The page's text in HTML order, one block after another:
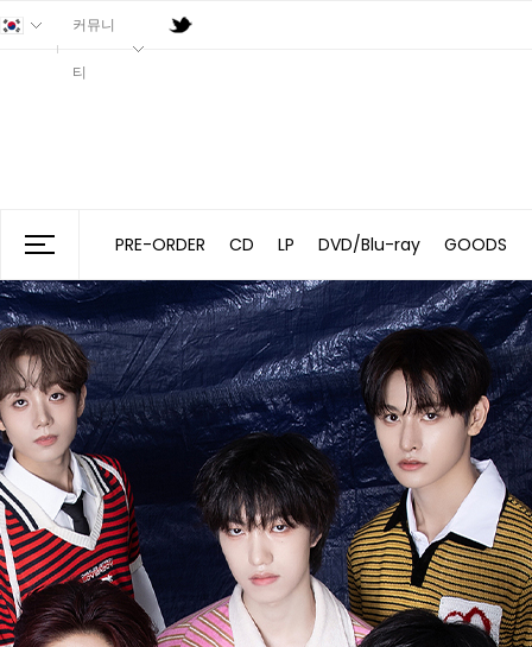
커뮤니
티
PRE-ORDER CD LP DVD/Blu-ray GOODS